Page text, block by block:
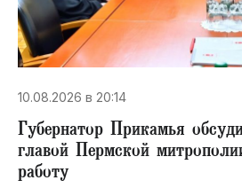
10.08.2026 в 20:14
Губернатор Прикамья
главой Пермской
работу